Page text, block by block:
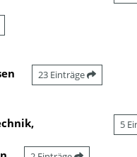
23 Einträge
5